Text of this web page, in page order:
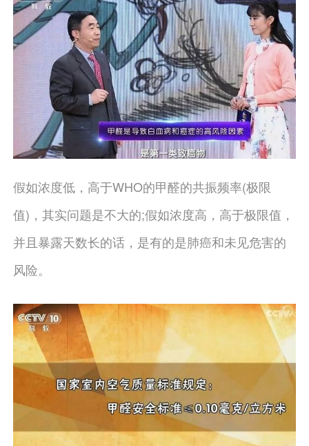
假如浓度低，高于WHO的甲醛的共振频率(极限
值)，其实问题是不大的;假如浓度高，高于极限值，
并且暴露天数长的话，是有的是肺癌和未见危害的
风险。